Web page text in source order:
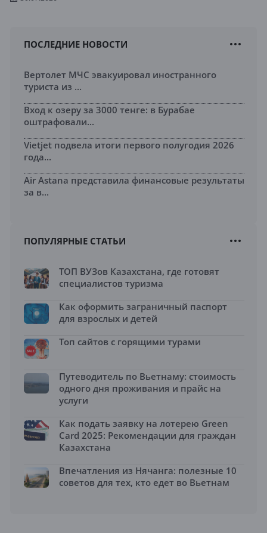
ПОСЛЕДНИЕ НОВОСТИ
Вертолет МЧС эвакуировал иностранного
туриста из ...
Вход к озеру за 3000 тенге: в Бурабае
оштрафовали...
Vietjet подвела итоги первого полугодия 2026
года...
Air Astana представила финансовые результаты
за в...
ПОПУЛЯРНЫЕ СТАТЬИ
ТОП ВУЗов Казахстана, где готовят
специалистов туризма
Как оформить заграничный паспорт
для взрослых и детей
Топ сайтов с горящими турами
Путеводитель по Вьетнаму: стоимость
одного дня проживания и прайс на
услуги
Как подать заявку на лотерею Green
Card 2025: Рекомендации для граждан
Казахстана
Впечатления из Нячанга: полезные 10
советов для тех, кто едет во Вьетнам